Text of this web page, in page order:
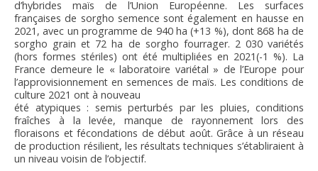
d’hybrides maïs de l’Union Européenne. Les surfaces
françaises de sorgho semence sont également en hausse en
2021, avec un programme de 940 ha (+13 %), dont 868 ha de
sorgho grain et 72 ha de sorgho fourrager. 2 030 variétés
(hors formes stériles) ont été multipliées en 2021(-1 %). La
France demeure le « laboratoire variétal » de l’Europe pour
l’approvisionnement en semences de maïs. Les conditions de
culture 2021 ont à nouveau
été atypiques : semis perturbés par les pluies, conditions
fraîches à la levée, manque de rayonnement lors des
floraisons et fécondations de début août. Grâce à un réseau
de production résilient, les résultats techniques s’établiraient à
un niveau voisin de l’objectif.